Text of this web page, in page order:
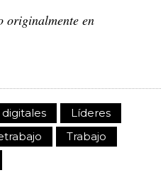
originalmente en
Líderes
Trabajo